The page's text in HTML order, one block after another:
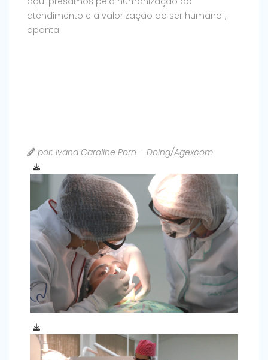
atendimento e a valorização do ser humano”,
aponta.
por: Ivana Caroline Porn – Doing/Agexcom